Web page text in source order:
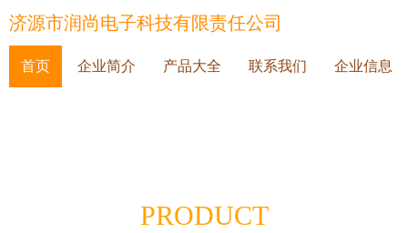
济源市润尚电子科技有限责任公司
首页 企业简介 产品大全 联系我们 企业信息
PRODUCT